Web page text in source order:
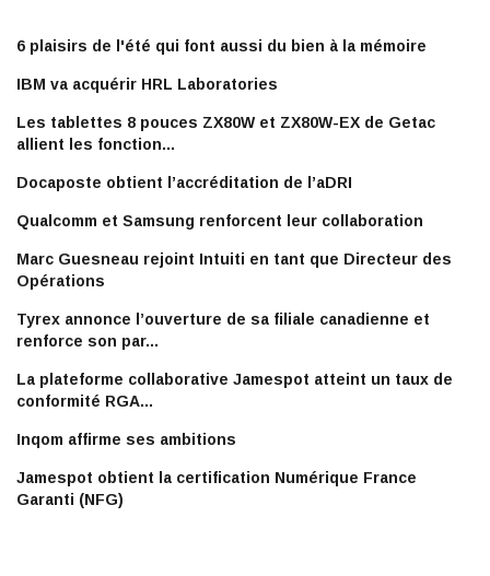
6 plaisirs de l'été qui font aussi du bien à la mémoire
IBM va acquérir HRL Laboratories
Les tablettes 8 pouces ZX80W et ZX80W-EX de Getac
allient les fonction...
Docaposte obtient l’accréditation de l’aDRI
Qualcomm et Samsung renforcent leur collaboration
Marc Guesneau rejoint Intuiti en tant que Directeur des
Opérations
Tyrex annonce l’ouverture de sa filiale canadienne et
renforce son par...
La plateforme collaborative Jamespot atteint un taux de
conformité RGA...
Inqom affirme ses ambitions
Jamespot obtient la certification Numérique France
Garanti (NFG)